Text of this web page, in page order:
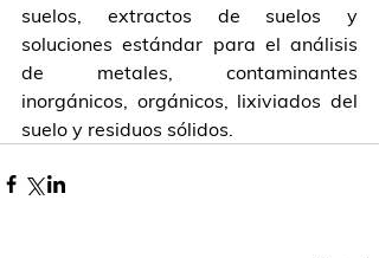
suelos, extractos de suelos y
soluciones estándar para el análisis
de metales, contaminantes
inorgánicos, orgánicos, lixiviados del
suelo y residuos sólidos.